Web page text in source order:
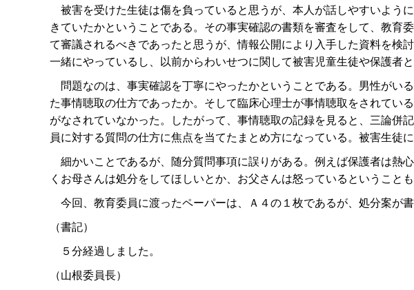
被害を受けた生徒は傷を負っていると思うが、本人が話しやすいよう
きていたかということである。その事実確認の書類を審査をして、教
て審議されるべきであったと思うが、情報公開により入手した資料を検
一緒にやっているし、以前からわいせつに関して被害児童生徒や保護者
問題なのは、事実確認を丁寧にやったかということである。男性がい
た事情聴取の仕方であったか。そして臨床心理士が事情聴取をされて
がなされていなかった。したがって、事情聴取の記録を見ると、三論
員に対する質問の仕方に焦点を当てたまとめ方になっている。被害生徒
細かいことであるが、随分質問事項に誤りがある。例えば保護者は熱
くお母さんは処分をしてほしいとか、お父さんは怒っているということ
今回、教育委員に渡ったペーパーは、Ａ４の１枚であるが、処分案が書
（書記）
５分経過しました。
（山根委員長）